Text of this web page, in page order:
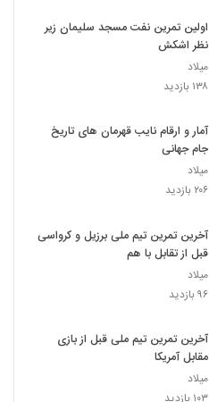
اولین تمرین نفت مسجد سلیمان زیر
نظر اشکش
میلاد
۱۳۸ بازدید
آمار و ارقام نایب قهرمان های تاریخ
جام جهانی
میلاد
۲۰۶ بازدید
آخرین تمرین تیم ملی برزیل و کرواسی
قبل از تقابل با هم
میلاد
۹۶ بازدید
آخرین تمرین تیم ملی قبل از بازی
مقابل آمریکا
میلاد